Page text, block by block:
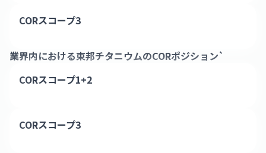
CORスコープ3
業界内における東邦チタニウムのCORポジション`
CORスコープ1+2
CORスコープ3